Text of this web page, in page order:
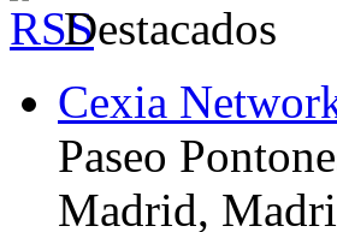
Destacados
Cexia
Paseo
Madrid,